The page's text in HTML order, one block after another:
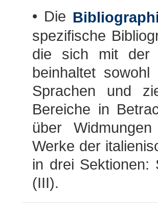
• Die
spezifische
die sich mit der
beinhaltet
Sprachen und
Bereiche in
über
Werke der
in drei
(III).